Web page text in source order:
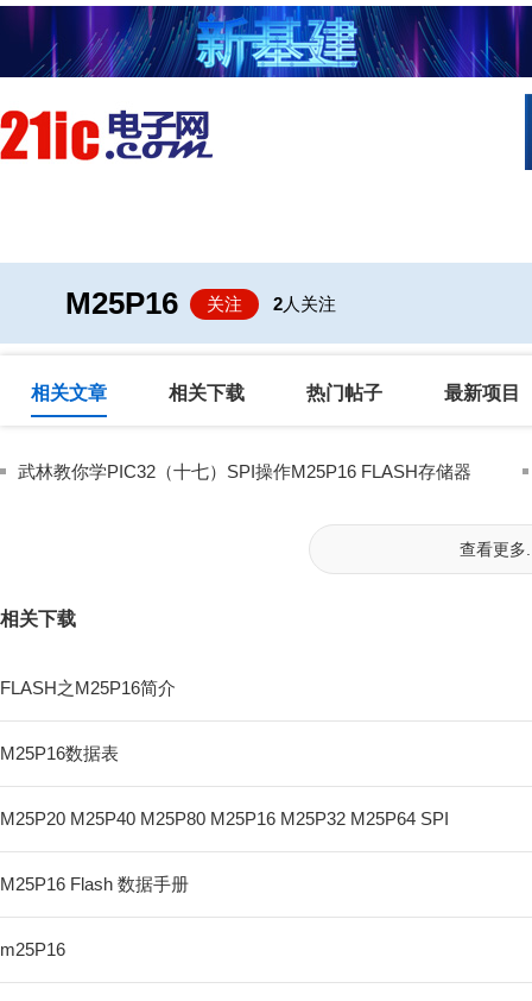
M25P16 关注 2人关注
相关文章 相关下载 热门帖子 最新项目
武林教你学PIC32（十七）SPI操作M25P16 FLASH存储器
查看更多
相关下载
FLASH之M25P16简介
M25P16数据表
M25P20 M25P40 M25P80 M25P16 M25P32 M25P64 SPI
M25P16 Flash 数据手册
m25P16